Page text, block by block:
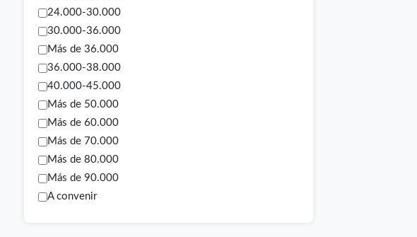
24.000-30.000
30.000-36.000
Más de 36.000
36.000-38.000
40.000-45.000
Más de 50.000
Más de 60.000
Más de 70.000
Más de 80.000
Más de 90.000
A convenir